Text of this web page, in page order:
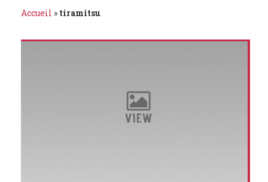
Accueil » tiramitsu